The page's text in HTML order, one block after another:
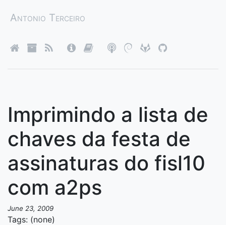
Antonio Terceiro
Imprimindo a lista de
chaves da festa de
assinaturas do fisl10
com a2ps
June 23, 2009
Tags: (none)